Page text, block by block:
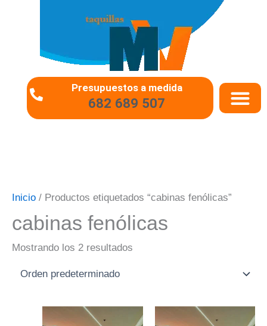
Presupuestos a medida
682 689 507
Inicio / Productos etiquetados “cabinas fenólicas”
cabinas fenólicas
Mostrando los 2 resultados